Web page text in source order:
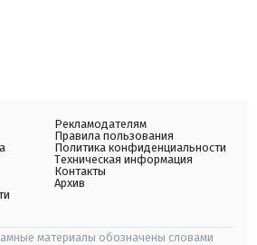
Рекламодателям
Правила пользования
Политика конфиденциальности
Техническая информация
Контакты
Архив
материалы обозначены словами